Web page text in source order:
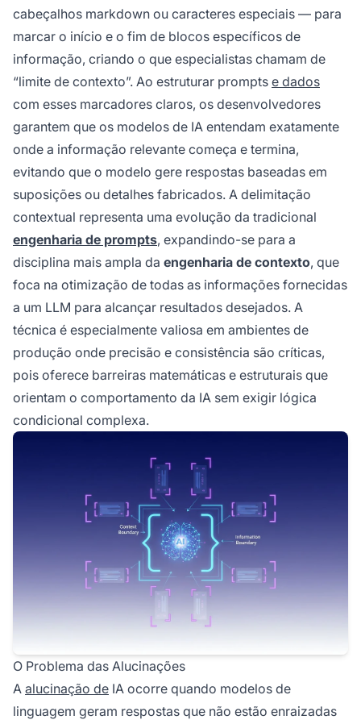
cabeçalhos markdown ou caracteres especiais — para
marcar o início e o fim de blocos específicos de
informação, criando o que especialistas chamam de
“limite de contexto”. Ao estruturar prompts e dados
com esses marcadores claros, os desenvolvedores
garantem que os modelos de IA entendam exatamente
onde a informação relevante começa e termina,
evitando que o modelo gere respostas baseadas em
suposições ou detalhes fabricados. A delimitação
contextual representa uma evolução da tradicional
engenharia de prompts, expandindo-se para a
disciplina mais ampla da engenharia de contexto, que
foca na otimização de todas as informações fornecidas
a um LLM para alcançar resultados desejados. A
técnica é especialmente valiosa em ambientes de
produção onde precisão e consistência são críticas,
pois oferece barreiras matemáticas e estruturais que
orientam o comportamento da IA sem exigir lógica
condicional complexa.
O Problema das Alucinações
A alucinação de IA ocorre quando modelos de
linguagem geram respostas que não estão enraizadas